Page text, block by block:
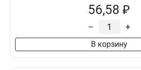
56,58 ₽
– +
В корзину